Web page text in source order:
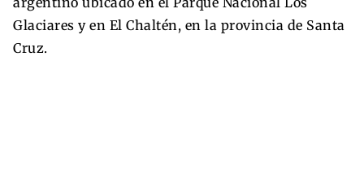
Glaciares y en El Chaltén, en la provincia de Santa
Cruz.